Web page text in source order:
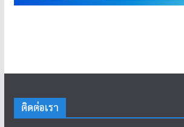
ติดต่อเรา